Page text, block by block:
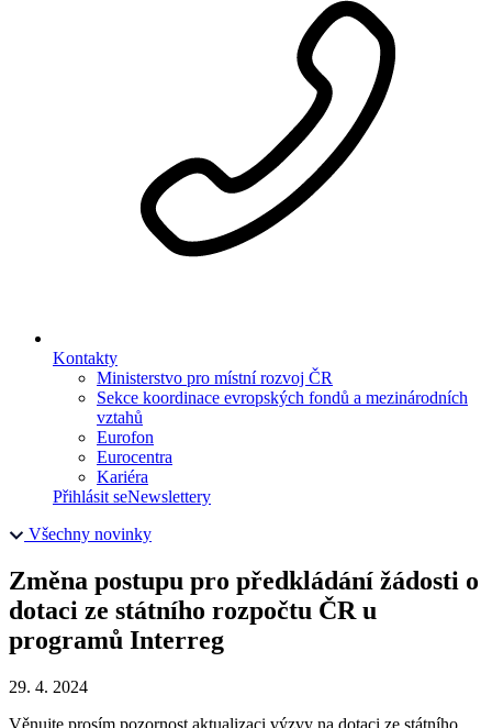
Kontakty
Ministerstvo pro místní rozvoj ČR
Sekce koordinace evropských fondů a mezinárodních
vztahů
Eurofon
Eurocentra
Kariéra
Přihlásit seNewslettery
Všechny novinky
Změna postupu pro předkládání žádosti o
dotaci ze státního rozpočtu ČR u
programů Interreg
29. 4. 2024
Věnujte prosím pozornost aktualizaci výzvy na dotaci ze státního